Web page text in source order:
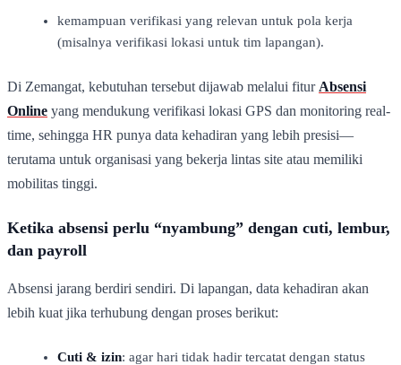
kemampuan verifikasi yang relevan untuk pola kerja
(misalnya verifikasi lokasi untuk tim lapangan).
Di Zemangat, kebutuhan tersebut dijawab melalui fitur Absensi
Online yang mendukung verifikasi lokasi GPS dan monitoring real-
time, sehingga HR punya data kehadiran yang lebih presisi—
terutama untuk organisasi yang bekerja lintas site atau memiliki
mobilitas tinggi.
Ketika absensi perlu “nyambung” dengan cuti, lembur,
dan payroll
Absensi jarang berdiri sendiri. Di lapangan, data kehadiran akan
lebih kuat jika terhubung dengan proses berikut:
Cuti & izin: agar hari tidak hadir tercatat dengan status